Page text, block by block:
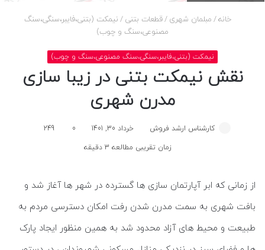
خانه/ مبلمان شهری /قطعات بتنی / نیمکت (بتنی،فایبر،سنگی،سنگ
مصنوعی،سنگ و چوب)
نیمکت (بتنی،فایبر،سنگی،سنگ مصنوعی،سنگ و چوب)
نقش نیمکت بتنی در زیبا سازی
مدرن شهری
کارشناس ارشد فروش خرداد 30, 1401 0
249
زمان تقریبی مطالعه 3 دقیقه
از زمانی که ابر آپارتمان سازی ها گسترده در شهر ها آغاز شد و
بافت شهری به سمت مدرن شدن رفت امکان دسترسی مردم به
طبیعت و محیط های آزاد محدود شد به همین منظور ایجاد پارک